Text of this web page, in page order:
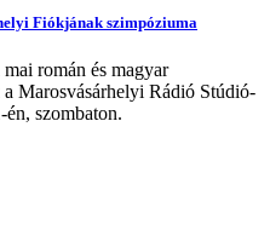
Fiókjának szimpóziuma
román és magyar
Marosvásárhelyi Rádió Stúdió-
szombaton.